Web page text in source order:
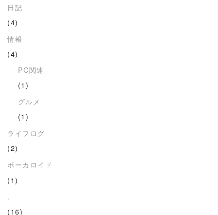
日記
(4)
情報
(4)
PC関連
(1)
グルメ
(1)
ライフログ
(2)
ボーカロイド
(1)
.
(16)